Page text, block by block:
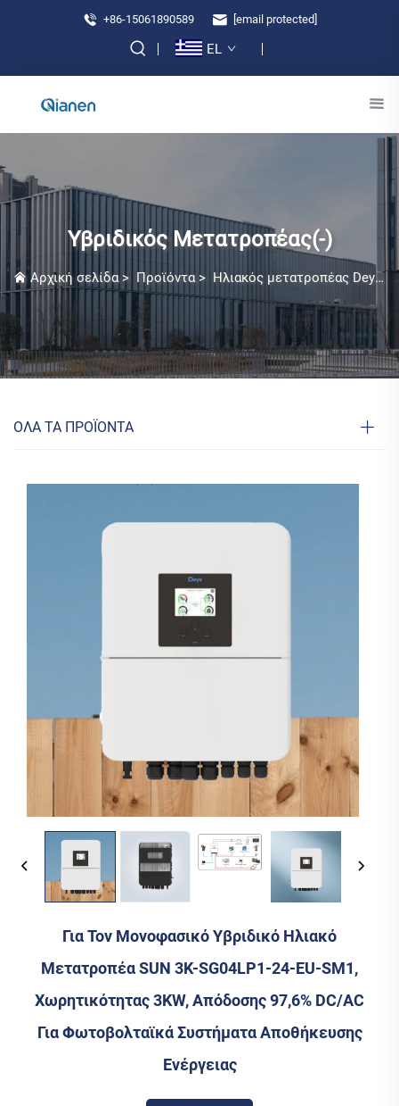
+86-15061890589 [email protected]
EL
Υβριδικός Μετατροπέας(-)
Αρχική σελίδα> Προϊόντα> Ηλιακός μετατροπέας Deye >
ΟΛΑ ΤΑ ΠΡΟΪΟΝΤΑ
Για Τον Μονοφασικό Υβριδικό Ηλιακό
Μετατροπέα SUN 3K-SG04LP1-24-EU-SM1,
Χωρητικότητας 3KW, Απόδοσης 97,6% DC/AC
Για Φωτοβολταϊκά Συστήματα Αποθήκευσης
Ενέργειας